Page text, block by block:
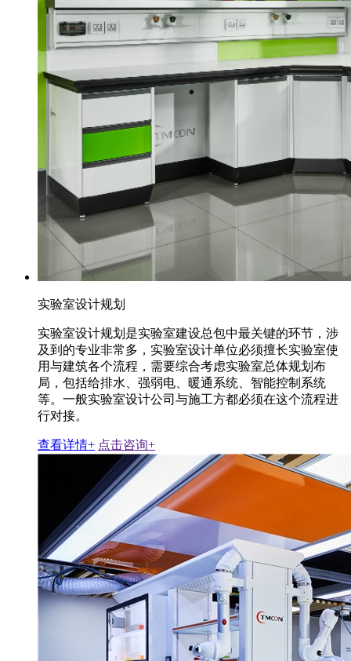
实验室设计规划
实验室设计规划是实验室建设总包中最关键的环节，涉
及到的专业非常多，实验室设计单位必须擅长实验室使
用与建筑各个流程，需要综合考虑实验室总体规划布
局，包括给排水、强弱电、暖通系统、智能控制系统
等。一般实验室设计公司与施工方都必须在这个流程进
行对接。
查看详情+ 点击咨询+